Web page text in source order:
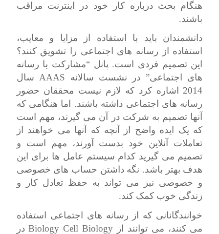
هنگام بحث درباره کار خود در اینترنت مراقب
باشند.
دانشمندان باید با استفاده از مزایا و معایب،
استفاده از رسانه های اجتماعی را تشویق کنند؟
این تصمیم فردی است. پانل “مشارکت با رسانه
های اجتماعی” در نشست سالانه AAAS سال
2014 اشاره کرد که لازم نیست محققان حضور
رسانه های اجتماعی داشته باشند. اما هنگامی که
آنها تصمیم به شرکت در آن می گیرند، مهم است
که یک ایده واضح از آنچه که آنها می خواهند از
تعاملات آنلاین خود بدست آورند، مهم است و
تصمیم می گیرید کدام سیستم عامل ها برای این
هدف بهتر باشد. نگه داشتن حساب های خصوصی
و خصوصی نیز می تواند به حفظ تعادل کار و
زندگی خوب کمک کند.
خوانندگانانی که از رسانه های اجتماعی استفاده
می کنند، می توانند از Biology Cell Biology در